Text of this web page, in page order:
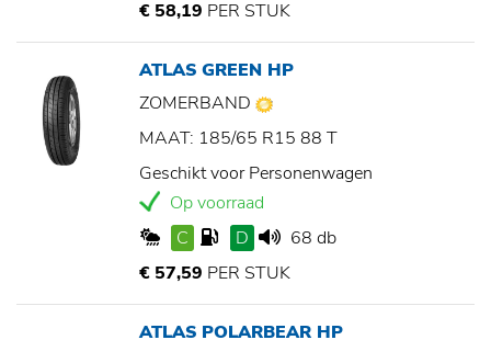
€ 58,19 PER STUK
ATLAS GREEN HP
ZOMERBAND
MAAT: 185/65 R15 88 T
Geschikt voor Personenwagen
Op voorraad
C
D
68 db
€ 57,59 PER STUK
ATLAS POLARBEAR HP